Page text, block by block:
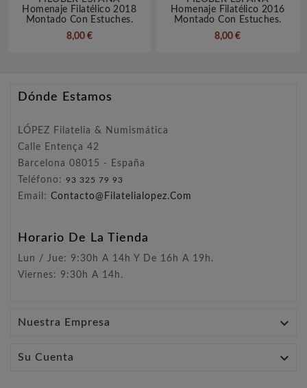
Homenaje Filatélico 2018
Montado Con Estuches.
8,00 €
Homenaje Filatélico 2016
Montado Con Estuches.
8,00 €
Dónde Estamos
LÓPEZ Filatelia & Numismática
Calle Entença 42
Barcelona 08015 - España
Teléfono: 93 325 79 93
Email: Contacto@filatelialopez.com
Horario De La Tienda
Lun / Jue: 9:30h A 14h Y De 16h A 19h.
Viernes: 9:30h A 14h.
Nuestra Empresa 
Su Cuenta 